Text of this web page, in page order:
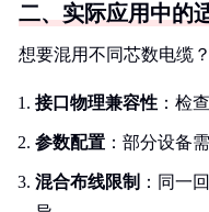
二、实际应用中的
想要混用不同芯数电缆
接口物理兼容性 ：检
参数配置 ：部分设备
混合布线限制 ：同一